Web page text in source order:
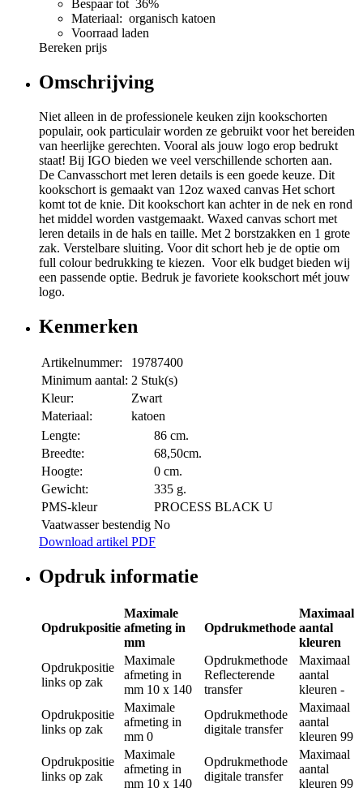
Bespaar tot 36%
Materiaal: organisch katoen
Voorraad laden
Bereken prijs
Omschrijving
Niet alleen in de professionele keuken zijn kookschorten
populair, ook particulair worden ze gebruikt voor het bereiden
van heerlijke gerechten. Vooral als jouw logo erop bedrukt
staat! Bij IGO bieden we veel verschillende schorten aan.
De Canvasschort met leren details is een goede keuze. Dit
kookschort is gemaakt van 12oz waxed canvas Het schort
komt tot de knie. Dit kookschort kan achter in de nek en rond
het middel worden vastgemaakt. Waxed canvas schort met
leren details in de hals en taille. Met 2 borstzakken en 1 grote
zak. Verstelbare sluiting. Voor dit schort heb je de optie om
full colour bedrukking te kiezen. Voor elk budget bieden wij
een passende optie. Bedruk je favoriete kookschort mét jouw
logo.
Kenmerken
Artikelnummer:
19787400
Minimum aantal: 2 Stuk(s)
Kleur:
Zwart
Materiaal:
katoen
Lengte:
86 cm.
Breedte:
68,50cm.
Hoogte:
0 cm.
Gewicht:
335 g.
PMS-kleur
PROCESS BLACK U
Vaatwasser bestendig No
Download artikel PDF
Opdruk informatie
Opdrukpositie
Maximale
afmeting in
mm
Opdrukmethode
Maximaal
aantal
kleuren
Opdrukpositie
links op zak
Maximale
afmeting in
mm 10 x 140
Opdrukmethode
Reflecterende
transfer
Maximaal
aantal
kleuren -
Opdrukpositie
links op zak
Maximale
afmeting in
mm 0
Opdrukmethode
digitale transfer
Maximaal
aantal
kleuren 99
Opdrukpositie
links op zak
Maximale
afmeting in
mm 10 x 140
Opdrukmethode
digitale transfer
Maximaal
aantal
kleuren 99